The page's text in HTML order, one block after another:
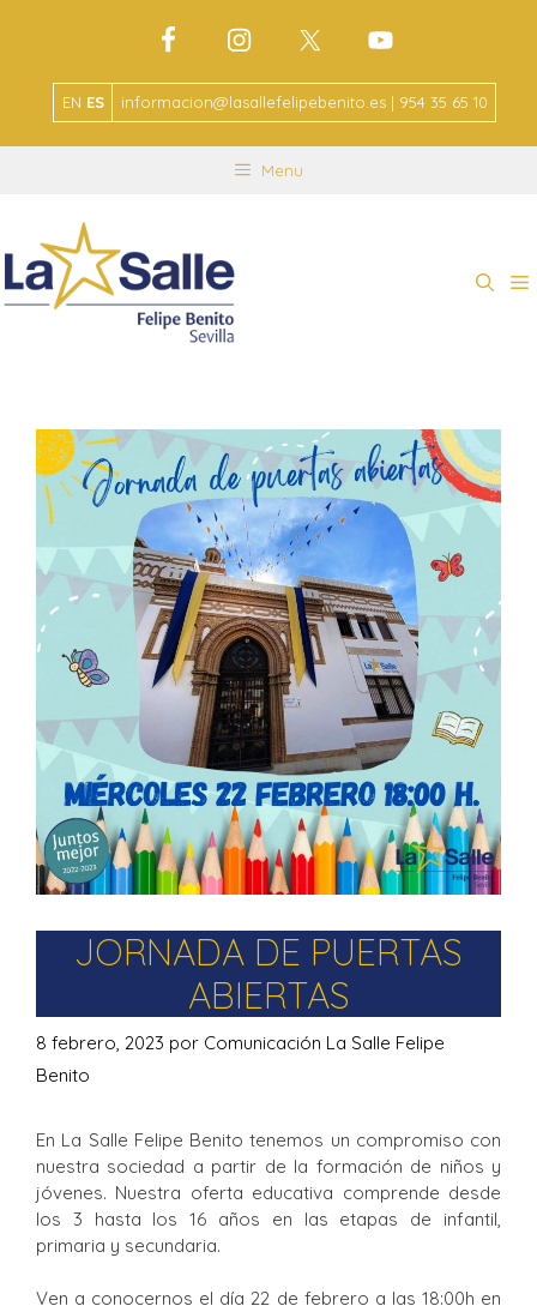
EN ES informacion@lasallefelipebenito.es | 954 35 65 10
Menu
JORNADA DE PUERTAS
ABIERTAS
8 febrero, 2023 por Comunicación La Salle Felipe
Benito
En La Salle Felipe Benito tenemos un compromiso con
nuestra sociedad a partir de la formación de niños y
jóvenes. Nuestra oferta educativa comprende desde
los 3 hasta los 16 años en las etapas de infantil,
primaria y secundaria.
Ven a conocernos el día 22 de febrero a las 18:00h en